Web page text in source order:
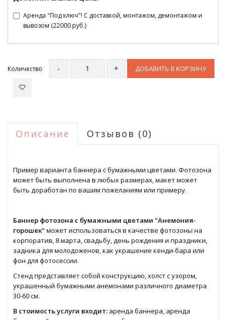
Аренда "Под ключ"! С доставкой, монтажом, демонтажом и
вывозом (22000 руб.)
Количество ДОБАВИТЬ В КОРЗИНУ
Описание Отзывов (0)
Пример варианта баннера с бумажными цветами. Фотозона
может быть выполнена в любых размерах, макет может
быть доработан по вашим пожеланиям или примеру.
Баннер фотозона с бумажными цветами "Анемония-
горошек" может использоваться в качестве фотозоны на
корпоратив, 8 марта, свадьбу, день рождения и праздники,
задника для молодоженов, как украшение кенди-бара или
фон для фотосессии.
Стенд представляет собой конструкцию, холст с узором,
украшенный бумажными анемонами различного диаметра
30-60 см.
В стоимость услуги входит: аренда баннера, аренда